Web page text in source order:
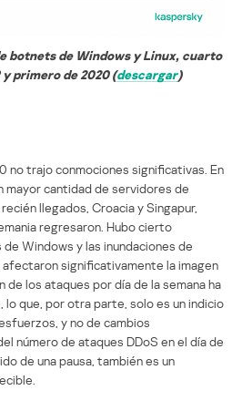
botnets de Windows y Linux, cuarto
primero de 2020 (descargar)
no trajo conmociones significativas. En
mayor cantidad de servidores de
llegados, Croacia y Singapur,
regresaron. Hubo cierto
Windows y las inundaciones de
afectaron significativamente la imagen
de los ataques por día de la semana ha
lo que, por otra parte, solo es un indicio
y no de cambios
número de ataques DDoS en el día de
de una pausa, también es un